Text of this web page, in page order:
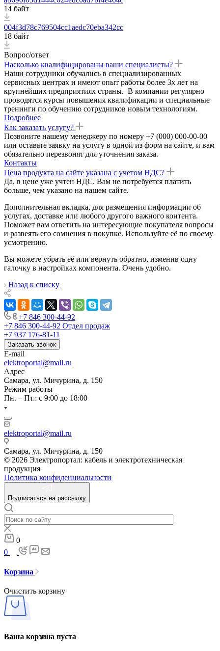
14 байт
004f3d78c769504cc1aedc70eba342cc
18 байт
Вопрос/ответ
Насколько квалифицированы ваши специалисты?
Наши сотрудники обучались в специализированных
сервисных центрах и имеют опыт работы более 3х лет на
крупнейших предприятиях страны. В компании регулярно
проводятся курсы повышения квалификации и специальные
тренинги по обучению сотрудников новым технологиям.
Подробнее
Как заказать услугу?
Позвоните нашему менеджеру по номеру +7 (000) 000-00-00
или оставьте заявку на услугу в одной из форм на сайте, и вам
обязательно перезвонят для уточнения заказа.
Контакты
Цена продукта на сайте указана с учетом НДС?
Да, в цене уже учтен НДС. Вам не потребуется платить
больше, чем указано на нашем сайте.
Дополнительная вкладка, для размещения информации об
услугах, доставке или любого другого важного контента.
Поможет вам ответить на интересующие покупателя вопросы
и развеять его сомнения в покупке. Используйте её по своему
усмотрению.
Вы можете убрать её или вернуть обратно, изменив одну
галочку в настройках компонента. Очень удобно.
Назад к списку
+7 846 300-44-92
+7 846 300-44-92 Отдел продаж
+7 937 176-81-11
Заказать звонок
E-mail
elektroportal@mail.ru
Адрес
Самара, ул. Мичурина, д. 150
Режим работы
Пн. – Пт.: с 9:00 до 18:00
elektroportal@mail.ru
Самара, ул. Мичурина, д. 150
© 2026 Электропортал: кабель и электротехническая
продукция
Политика конфиденциальности
Подписаться на рассылку
0
0
Корзина
Очистить корзину
Ваша корзина пуста